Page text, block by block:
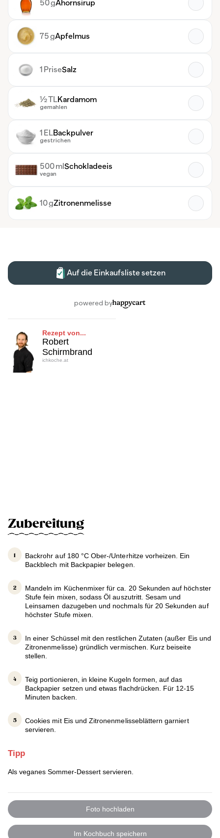
Rezept von...
Robert
Schirmbrand
ichkoche.at
Zubereitung
Backrohr auf 180 °C Ober-/Unterhitze vorheizen. Ein
Backblech mit Backpapier belegen.
Mandeln im Küchenmixer für ca. 20 Sekunden auf höchster
Stufe fein mixen, sodass Öl auszutritt. Sesam und
Leinsamen dazugeben und nochmals für 20 Sekunden auf
höchster Stufe mixen.
In einer Schüssel mit den restlichen Zutaten (außer Eis und
Zitronenmelisse) gründlich vermischen. Kurz beiseite
stellen.
Teig portionieren, in kleine Kugeln formen, auf das
Backpapier setzen und etwas flachdrücken. Für 12-15
Minuten backen.
Cookies mit Eis und Zitronenmelisseblättern garniert
servieren.
Tipp
Als veganes Sommer-Dessert servieren.
Foto hochladen
Im Kochbuch speichern